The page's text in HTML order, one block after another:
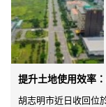
提升土地使用效率
胡志明市近日收回位